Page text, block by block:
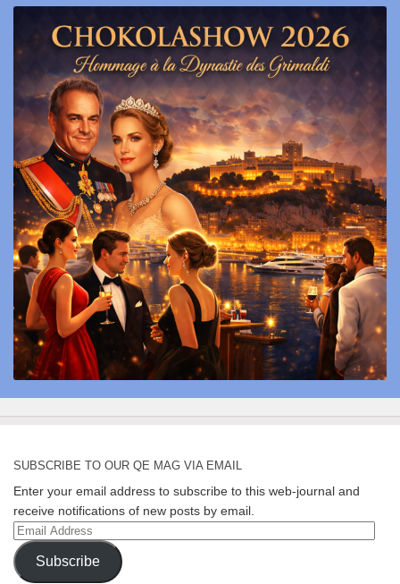
SUBSCRIBE TO OUR QE MAG VIA EMAIL
Enter your email address to subscribe to this web-journal and
receive notifications of new posts by email.
Email
Address
Subscribe